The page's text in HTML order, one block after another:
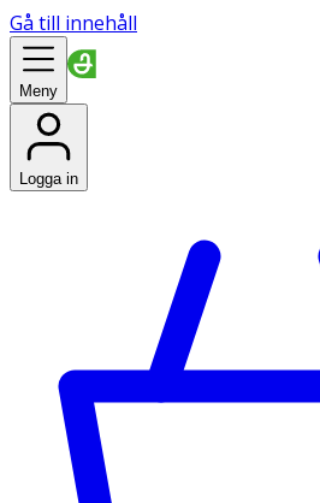
Gå till innehåll
Meny
Logga in